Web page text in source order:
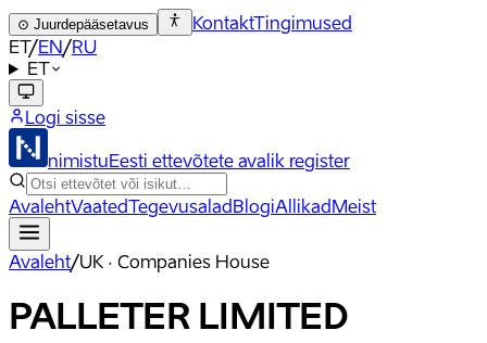
⊙ Juurdepääsetavus KontaktTingimused
ET/EN/RU
ET
Logi sisse
nimistuEesti ettevõtete avalik register
AvalehtVaatedTegevusaladBlogiAllikadMeist
Avaleht/UK · Companies House
PALLETER LIMITED